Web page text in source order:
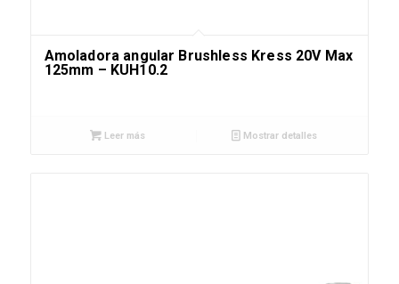
Amoladora angular Brushless Kress 20V Max
125mm – KUH10.2
Leer más Mostrar detalles